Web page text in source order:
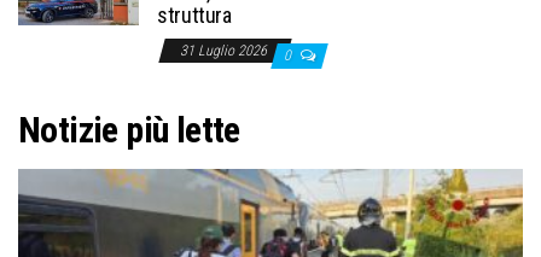
struttura
31 Luglio 2026 0
Notizie più lette